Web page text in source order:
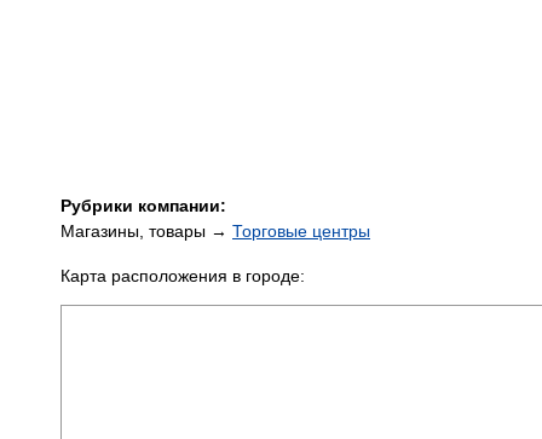
Рубрики компании:
Магазины, товары → Торговые центры
Карта расположения в городе: